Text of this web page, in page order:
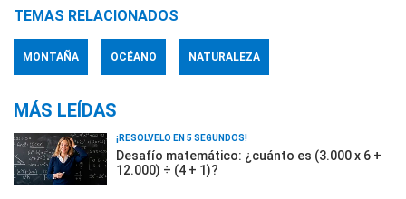
TEMAS RELACIONADOS
MONTAÑA OCÉANO NATURALEZA
MÁS LEÍDAS
¡RESOLVELO EN 5 SEGUNDOS!
Desafío matemático: ¿cuánto es (3.000 x 6 +
12.000) ÷ (4 + 1)?